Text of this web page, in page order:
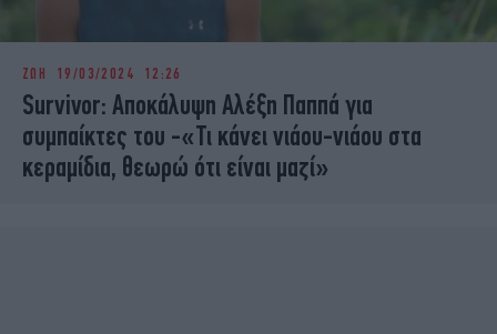
ΖΩΗ 19/03/2024 12:26
Survivor: Αποκάλυψη Αλέξη Παππά για
συμπαίκτες του -«Τι κάνει νιάου-νιάου στα
κεραμίδια, θεωρώ ότι είναι μαζί»